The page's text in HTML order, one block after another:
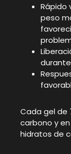
Rápido
peso
Cada gel de
carbono y
hidratos de